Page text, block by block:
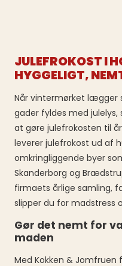
JULEFROKOST I
HYGGELIGT,
Når vintermørket lægger
gader fyldes med julelys,
at gøre julefrokosten til
leverer julefrokost ud af
omkringliggende byer
Skanderborg og
firmaets årlige samling,
slipper du for madstress
Gør det nemt for
maden
Med Kokken &